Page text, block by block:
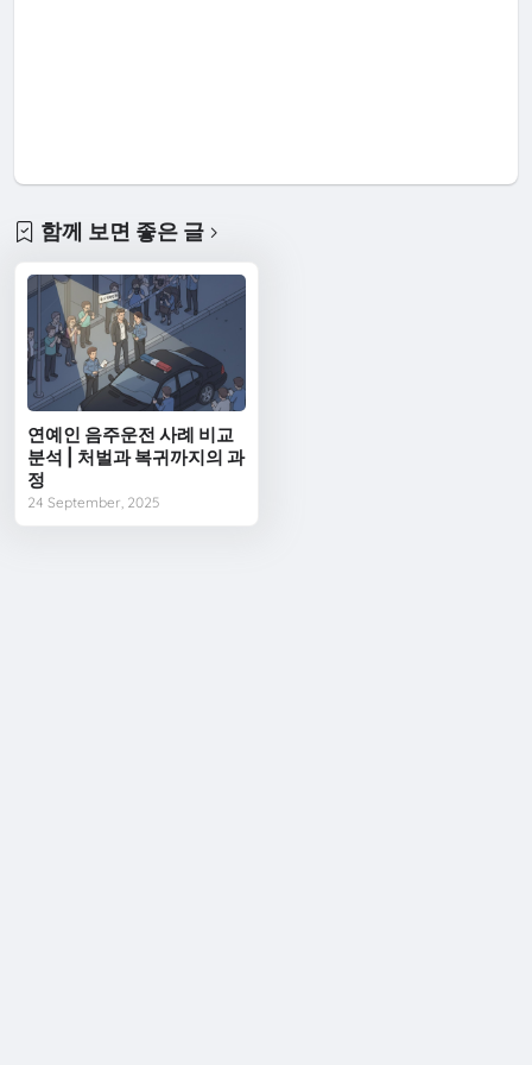
함께 보면 좋은 글
연예인 음주운전 사례 비교
분석 | 처벌과 복귀까지의 과
정
24 September, 2025